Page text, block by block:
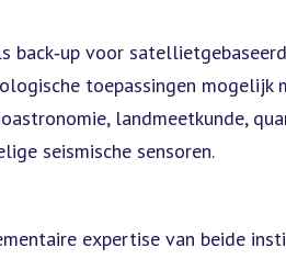
voor
toepassingen mogelijk
landmeetkunde,
seismische sensoren.
expertise van beide